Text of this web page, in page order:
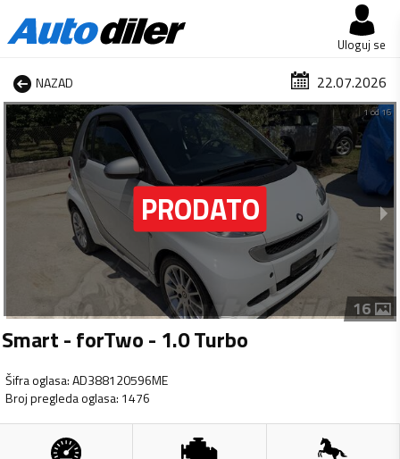
Uloguj se
NAZAD 22.07.2026
1 od 16
16
Smart - forTwo - 1.0 Turbo
Šifra oglasa:AD388120596ME
Broj pregleda oglasa: 1476